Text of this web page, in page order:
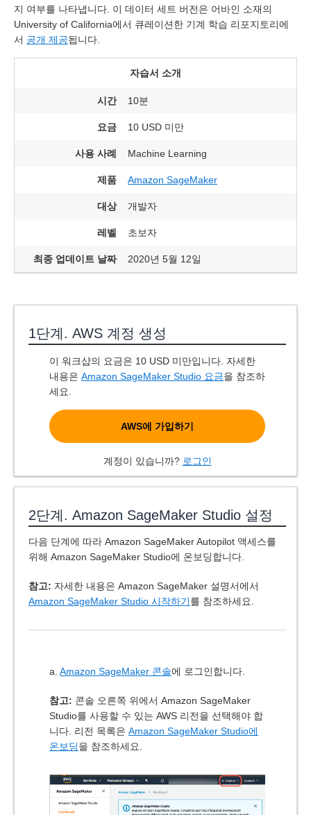
지 여부를 나타냅니다. 이 데이터 세트 버전은 어바인 소재의
University of California에서 큐레이션한 기계 학습 리포지토리에
서 공개 제공됩니다.
자습서 소개
시간 10분
요금 10 USD 미만
사용 사례 Machine Learning
제품 Amazon SageMaker
대상 개발자
레벨 초보자
최종 업데이트 날짜 2020년 5월 12일
1단계. AWS 계정 생성
이 워크샵의 요금은 10 USD 미만입니다. 자세한
내용은 Amazon SageMaker Studio 요금을 참조하
세요.
AWS에 가입하기
계정이 있습니까? 로그인
2단계. Amazon SageMaker Studio 설정
다음 단계에 따라 Amazon SageMaker Autopilot 액세스를
위해 Amazon SageMaker Studio에 온보딩합니다.
참고: 자세한 내용은 Amazon SageMaker 설명서에서
Amazon SageMaker Studio 시작하기를 참조하세요.
a. Amazon SageMaker 콘솔에 로그인합니다.
참고: 콘솔 오른쪽 위에서 Amazon SageMaker
Studio를 사용할 수 있는 AWS 리전을 선택해야 합
니다. 리전 목록은 Amazon SageMaker Studio에
온보딩을 참조하세요.